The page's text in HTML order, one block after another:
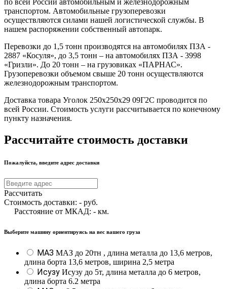
транспортом. Автомобильные грузоперевозки
осуществляются силами нашей логистической службы. В
нашем распоряжении собственный автопарк.
Перевозки до 1,5 тонн производятся на автомобилях ПЗА -
2887 «Косуля», до 3,5 тонн – на автомобилях ПЗА - 3998
«Гризли». До 20 тонн – на грузовиках «ПАРНАС».
Грузоперевозки объемом свыше 20 тонн осуществляются
железнодорожным транспортом.
Доставка товара Уголок 250х250х29 09Г2С проводится по
всей России. Стоимость услуги рассчитывается по конечному
пункту назначения.
Рассчитайте стоимость доставки
Пожалуйста, введите адрес доставки
Рассчитать
Стоимость доставки: - руб.
Расстояние от МКАД: - км.
Выберите машину ориентируясь на вес вашего груза
МАЗ МАЗ до 20тн , длина металла до 13,6 метров,
длина борта 13,6 метров, ширина 2,5 метра
Исузу Исузу до 5т, длина металла до 6 метров,
длина борта 6.2 метра